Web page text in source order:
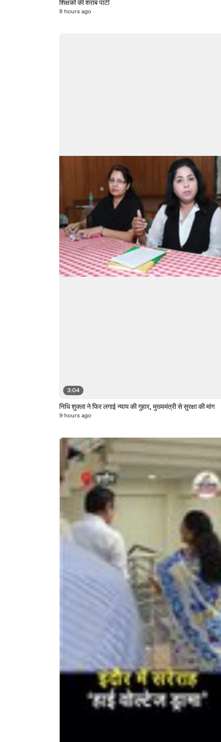
शिक्षकों की शराब पार्टी
8 hours ago
3:04
निधि शुक्ला ने फिर लगाई न्याय की गुहार, मुख्यमंत्री से सुरक्षा की मांग
9 hours ago